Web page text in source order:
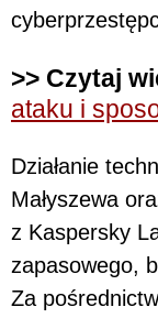
>> Czytaj
ataku i
Działanie
Małyszewa
z Kaspersky
zapasowego,
Za